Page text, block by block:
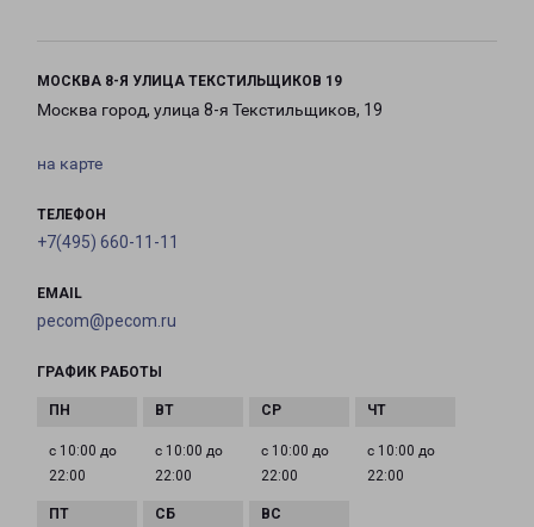
МОСКВА 8-Я УЛИЦА ТЕКСТИЛЬЩИКОВ 19
Москва город, улица 8-я Текстильщиков, 19
на карте
ТЕЛЕФОН
+7(495) 660-11-11
EMAIL
pecom@pecom.ru
ГРАФИК РАБОТЫ
с 10:00 до
22:00
с 10:00 до
22:00
с 10:00 до
22:00
с 10:00 до
22:00